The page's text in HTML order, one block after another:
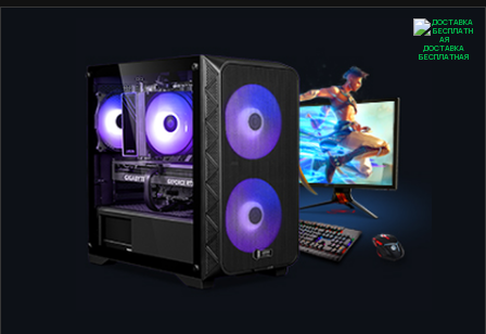
ДОСТАВКА
БЕСПЛАТНАЯ